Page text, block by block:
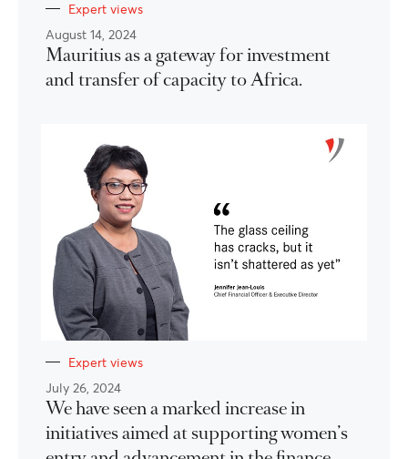
Expert views
August 14, 2024
Mauritius as a gateway for investment
and transfer of capacity to Africa.
Expert views
July 26, 2024
We have seen a marked increase in
initiatives aimed at supporting women’s